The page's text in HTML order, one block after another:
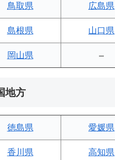
鳥取県 広島県
島根県 山口県
岡山県 –
地方
徳島県 愛媛県
香川県 高知県